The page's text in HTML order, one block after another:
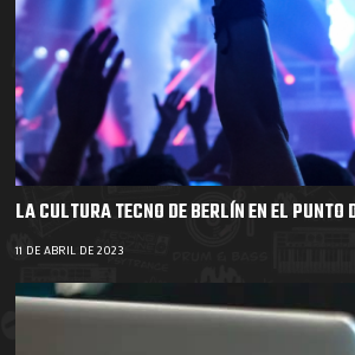
LA CULTURA TECNO DE BERLÍN EN EL PUNTO
11 DE ABRIL DE 2023